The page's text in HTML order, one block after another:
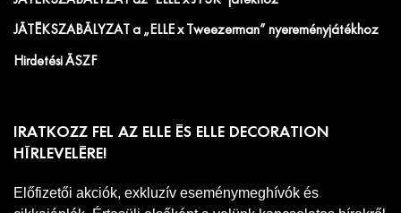
JÁTÉKSZABÁLYZAT a „ELLE x Tweezerman” nyereményjátékhoz
Hirdetési ÁSZF
IRATKOZZ FEL AZ ELLE ÉS ELLE DECORATION
HÍRLEVELÉRE!
Előfizetői akciók, exkluzív eseménymeghívók és